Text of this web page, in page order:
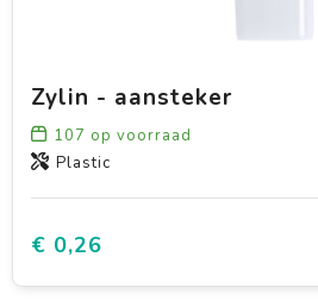
Zylin - aansteker
107 op voorraad
Plastic
€ 0,26